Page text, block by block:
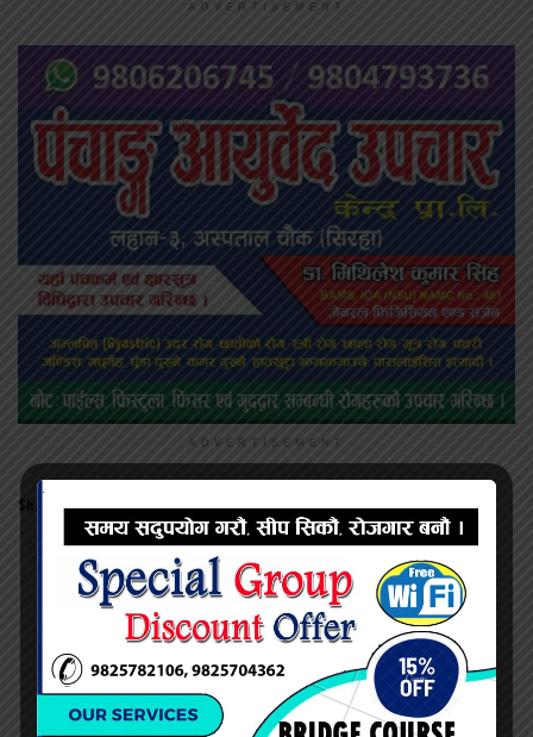
ADVERTISEMENT
ADVERTISEMENT
Share this:
Twitter Facebook